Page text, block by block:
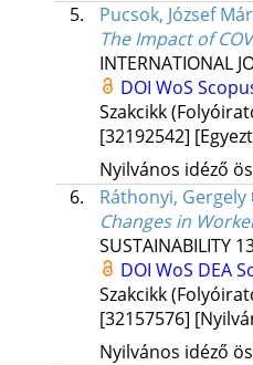
5.
Pucsok, József
The Impact of
INTERNATIONAL
DOI WoS
Szakcikk
[32192542]
Nyilvános idéző
6.
Ráthonyi,
Changes in
SUSTAINABILITY
DOI WoS DEA
Szakcikk
[32157576]
Nyilvános idéző